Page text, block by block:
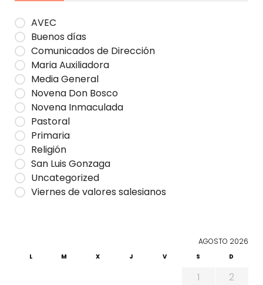
AVEC
Buenos días
Comunicados de Dirección
Maria Auxiliadora
Media General
Novena Don Bosco
Novena Inmaculada
Pastoral
Primaria
Religión
San Luis Gonzaga
Uncategorized
Viernes de valores salesianos
AGOSTO 2026
L M X J V S D
1
2